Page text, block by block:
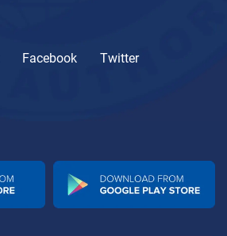
Facebook
Twitter